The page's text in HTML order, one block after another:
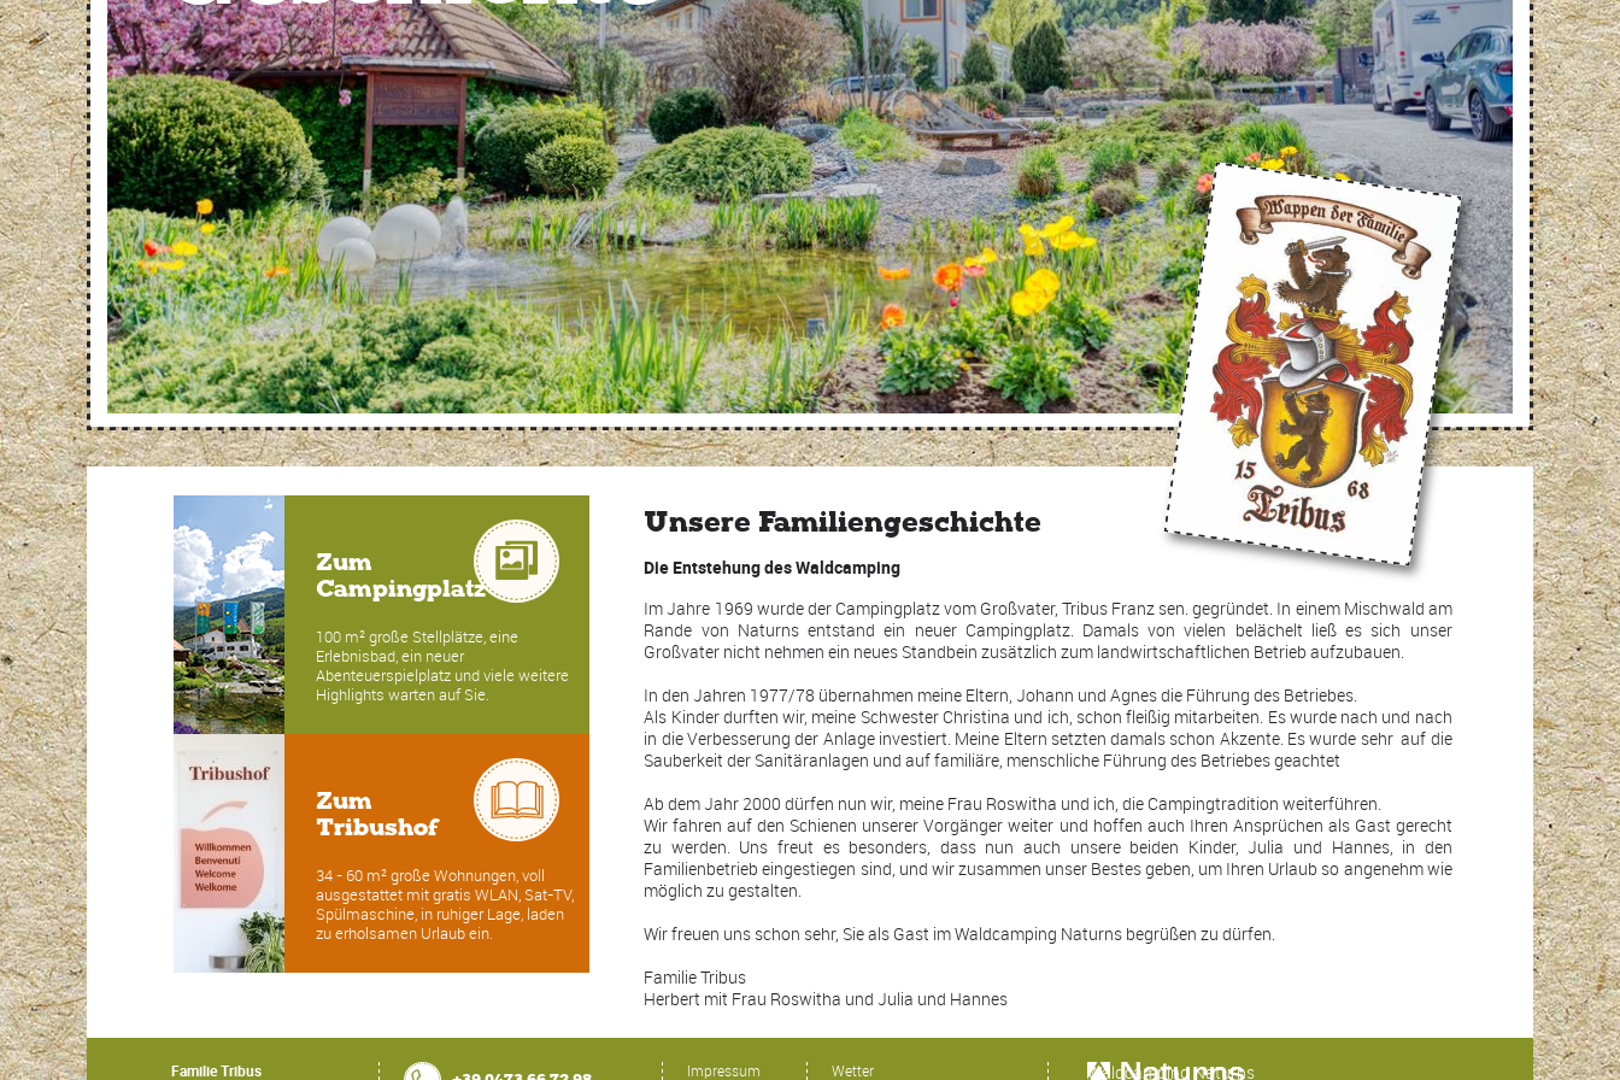
Zum
Campingplatz
100 m² große Stellplätze, eine
Erlebnisbad, ein neuer
Abenteuerspielplatz und viele weitere
Highlights warten auf Sie.
Zum
Tribushof
34 - 60 m² große Wohnungen, voll
ausgestattet mit gratis WLAN, Sat-TV,
Spülmaschine, in ruhiger Lage, laden
zu erholsamen Urlaub ein.
Unsere Familiengeschichte
Die Entstehung des Waldcamping
Im Jahre 1969 wurde der Campingplatz vom Großvater, Tribus Franz sen. gegründet. In einem Mischwald am
Rande von Naturns entstand ein neuer Campingplatz. Damals von vielen belächelt ließ es sich unser
Großvater nicht nehmen ein neues Standbein zusätzlich zum landwirtschaftlichen Betrieb aufzubauen.
In den Jahren 1977/78 übernahmen meine Eltern, Johann und Agnes die Führung des Betriebes.
Als Kinder durften wir, meine Schwester Christina und ich, schon fleißig mitarbeiten. Es wurde nach und nach
in die Verbesserung der Anlage investiert. Meine Eltern setzten damals schon Akzente. Es wurde sehr auf die
Sauberkeit der Sanitäranlagen und auf familiäre, menschliche Führung des Betriebes geachtet
Ab dem Jahr 2000 dürfen nun wir, meine Frau Roswitha und ich, die Campingtradition weiterführen.
Wir fahren auf den Schienen unserer Vorgänger weiter und hoffen auch Ihren Ansprüchen als Gast gerecht
zu werden. Uns freut es besonders, dass nun auch unsere beiden Kinder, Julia und Hannes, in den
Familienbetrieb eingestiegen sind, und wir zusammen unser Bestes geben, um Ihren Urlaub so angenehm wie
möglich zu gestalten.
Wir freuen uns schon sehr, Sie als Gast im Waldcamping Naturns begrüßen zu dürfen.
Familie Tribus
Herbert mit Frau Roswitha und Julia und Hannes
Familie Tribus
Impressum
Wetter Waldcamping Naturns